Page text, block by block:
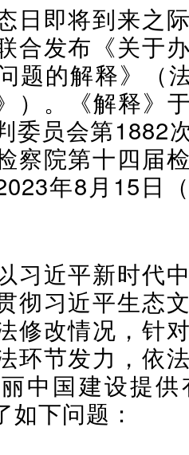
日即将到来之
合发布《关于
题的解释》（
）。《解释》
委员会第1882
察院第十四届
年8月15日
习近平新时代
彻习近平生态
修改情况，针
环节发力，依
中国建设提
下问题：